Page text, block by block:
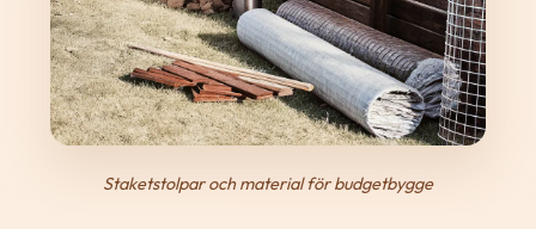
Staketstolpar och material för budgetbygge